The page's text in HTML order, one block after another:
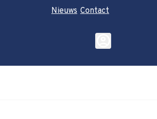
Nieuws Contact
account_circle